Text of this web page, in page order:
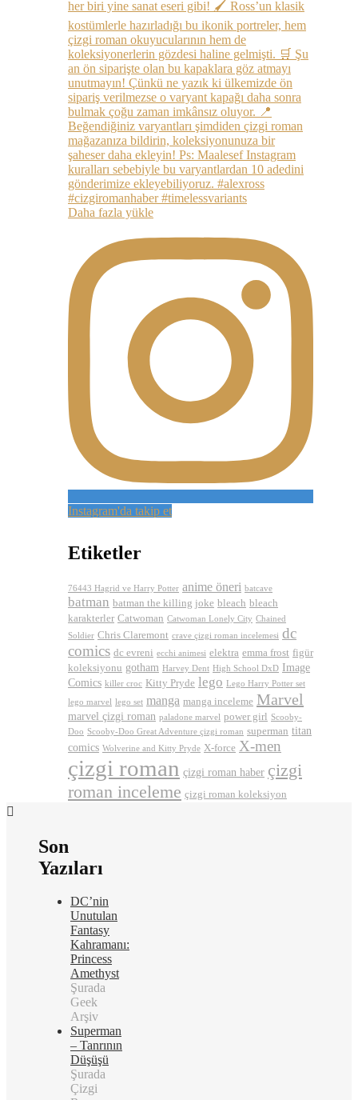
Daha fazla yükle
Instagram'da takip et
Etiketler
76443 Hagrid ve Harry Potter anime öneri batcave
batman batman the killing joke bleach bleach
karakterler Catwoman Catwoman Lonely City Chained
Soldier Chris Claremont crave çizgi roman incelemesi dc
comics dc evreni ecchi animesi elektra emma frost figür
koleksiyonu gotham Harvey Dent High School DxD Image
Comics killer croc Kitty Pryde lego Lego Harry Potter set
lego marvel lego set manga manga inceleme Marvel
marvel çizgi roman paladone marvel power girl Scooby-
Doo Scooby-Doo Great Adventure çizgi roman superman titan
comics Wolverine and Kitty Pryde X-force X-men
çizgi roman çizgi roman haber çizgi
roman inceleme çizgi roman koleksiyon
Son
Yazıları
DC’nin
Unutulan
Fantasy
Kahramanı:
Princess
Amethyst
Şurada
Geek
Arşiv
Superman
– Tanrının
Düşüşü
Şurada
Çizgi